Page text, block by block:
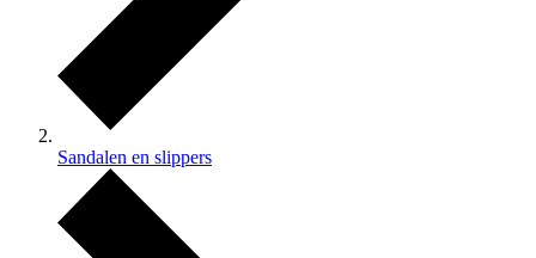
Sandalen en slippers